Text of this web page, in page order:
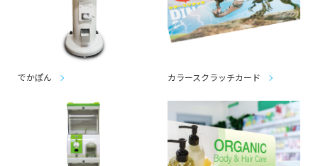
でかぽん カラースクラッチカード